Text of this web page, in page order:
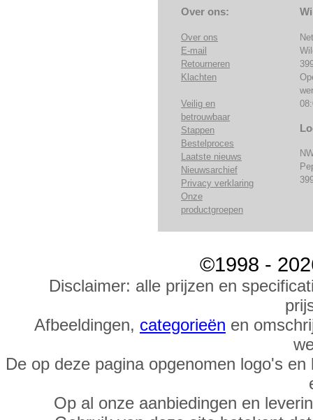
Over ons:
Over ons
E-mail
Retourneren
Klachten
Veilig en
betrouwbaar
Stappen
Bestelproces
Laatste nieuws
Nieuwsarchief
Privacy verklaring
Onze
productgroepen
©1998 -
Disclaimer: alle prijzen en
Afbeeldingen, categorieën en
De op deze pagina opgenomen logo's
Op al onze aanbiedingen en